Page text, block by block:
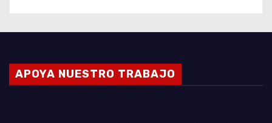
APOYA NUESTRO TRABAJO